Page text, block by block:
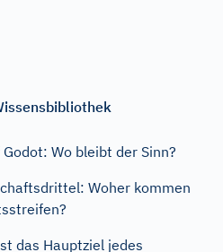
Wo bleibt der Sinn?
Woher kommen
das Hauptziel jedes